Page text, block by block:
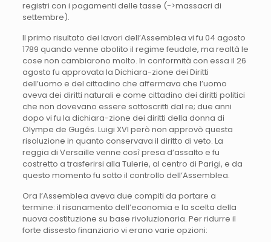
registri con i pagamenti delle tasse (->massacri di
settembre).
Il primo risultato dei lavori dell’Assemblea vi fu 04 agosto
1789 quando venne abolito il regime feudale, ma realtà le
cose non cambiarono molto. In conformità con essa il 26
agosto fu approvata la Dichiara-zione dei Diritti
dell’uomo e del cittadino che affermava che l’uomo
aveva dei diritti naturali e come cittadino dei diritti politici
che non dovevano essere sottoscritti dal re; due anni
dopo vi fu la dichiara-zione dei diritti della donna di
Olympe de Gugés. Luigi XVI però non approvò questa
risoluzione in quanto conservava il diritto di veto. La
reggia di Versaille venne così presa d’assalto e fu
costretto a trasferirsi alla Tulerie, al centro di Parigi, e da
questo momento fu sotto il controllo dell’Assemblea.
Ora l’Assemblea aveva due compiti da portare a
termine: il risanamento dell’economia e la scelta della
nuova costituzione su base rivoluzionaria. Per ridurre il
forte dissesto finanziario vi erano varie opzioni: